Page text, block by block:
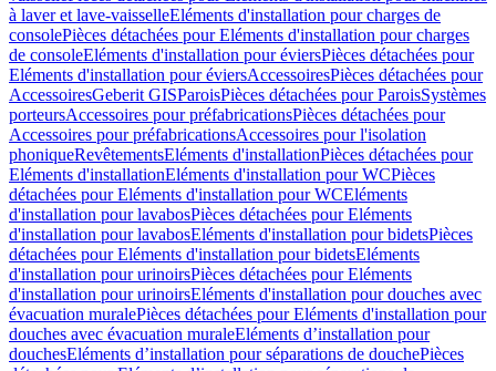
à laver et lave-vaisselleEléments d'installation pour charges de
consolePièces détachées pour Eléments d'installation pour charges
de consoleEléments d'installation pour éviersPièces détachées pour
Eléments d'installation pour éviersAccessoiresPièces détachées pour
AccessoiresGeberit GISParoisPièces détachées pour ParoisSystèmes
porteursAccessoires pour préfabricationsPièces détachées pour
Accessoires pour préfabricationsAccessoires pour l'isolation
phoniqueRevêtementsEléments d'installationPièces détachées pour
Eléments d'installationEléments d'installation pour WCPièces
détachées pour Eléments d'installation pour WCEléments
d'installation pour lavabosPièces détachées pour Eléments
d'installation pour lavabosEléments d'installation pour bidetsPièces
détachées pour Eléments d'installation pour bidetsEléments
d'installation pour urinoirsPièces détachées pour Eléments
d'installation pour urinoirsEléments d'installation pour douches avec
évacuation muralePièces détachées pour Eléments d'installation pour
douches avec évacuation muraleEléments d’installation pour
douchesEléments d’installation pour séparations de douchePièces